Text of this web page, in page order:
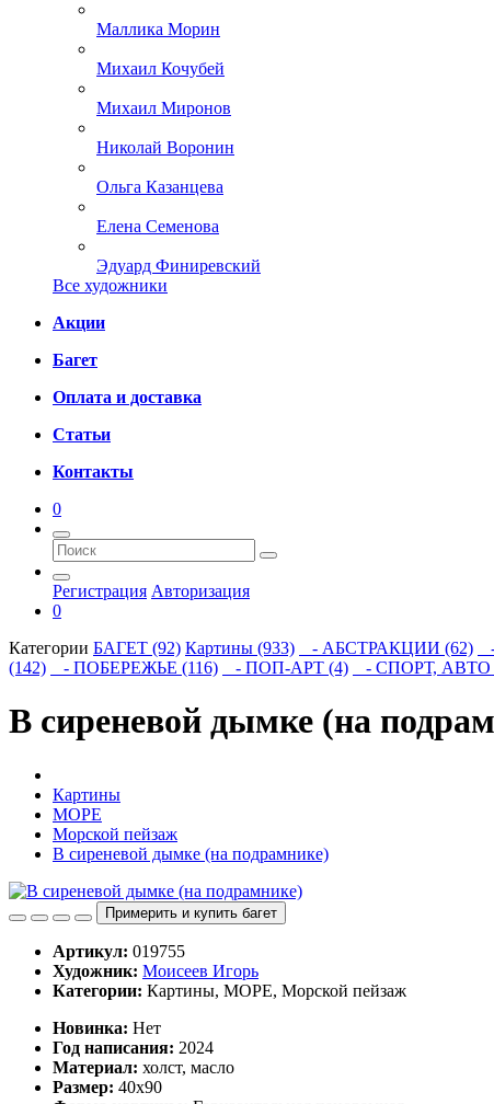
Маллика Морин
Михаил Кочубей
Михаил Миронов
Николай Воронин
Ольга Казанцева
Елена Семенова
Эдуард Финиревский
Все художники
Акции
Багет
Оплата и доставка
Статьи
Контакты
0
Регистрация Авторизация
0
Категории БАГЕТ (92) Картины (933) - АБСТРАКЦИИ (62)
(142)
- ПОБЕРЕЖЬЕ (116) - ПОП-АРТ (4) - СПОРТ, АВТО
В сиреневой дымке (на
Картины
МОРЕ
Морской пейзаж
В сиреневой дымке (на подрамнике)
Примерить и купить багет
Артикул: 019755
Художник: Моисеев Игорь
Категории: Картины, МОРЕ, Морской пейзаж
Hoвинка: Нет
Год написания: 2024
Материал: холст, масло
Размер: 40х90